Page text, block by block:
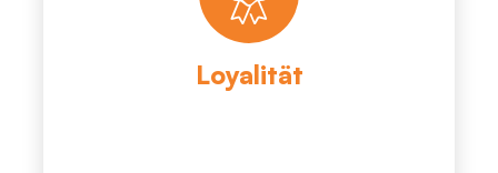
Loyalität